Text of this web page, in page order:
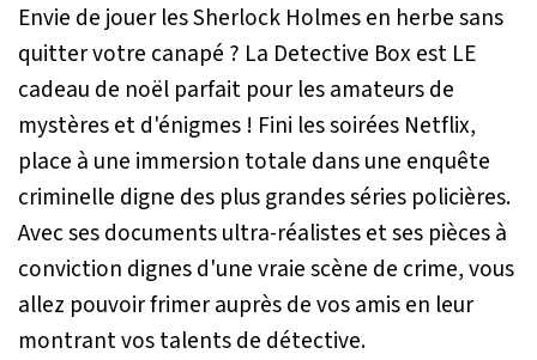
Envie de jouer les Sherlock Holmes en herbe sans
quitter votre canapé ? La Detective Box est LE
cadeau de noël parfait pour les amateurs de
mystères et d'énigmes ! Fini les soirées Netflix,
place à une immersion totale dans une enquête
criminelle digne des plus grandes séries policières.
Avec ses documents ultra-réalistes et ses pièces à
conviction dignes d'une vraie scène de crime, vous
allez pouvoir frimer auprès de vos amis en leur
montrant vos talents de détective.